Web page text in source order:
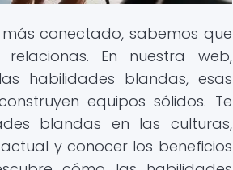
conectado, sabemos que
En nuestra web,
habilidades blandas, esas
equipos sólidos. Te
blandas en las culturas,
y conocer los beneficios